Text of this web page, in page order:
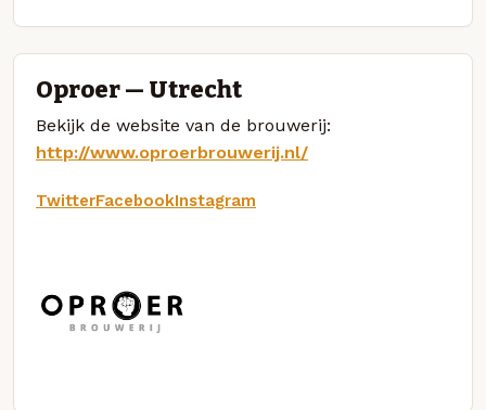
Oproer — Utrecht
Bekijk de website van de brouwerij:
http://www.oproerbrouwerij.nl/
TwitterFacebookInstagram